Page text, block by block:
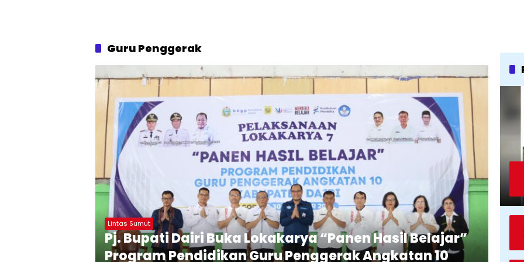
Guru Penggerak
Lintas Sumut
Pj. Bupati Dairi Buka Lokakarya “Panen Hasil Belajar”
Program Pendidikan Guru Penggerak Angkatan 10